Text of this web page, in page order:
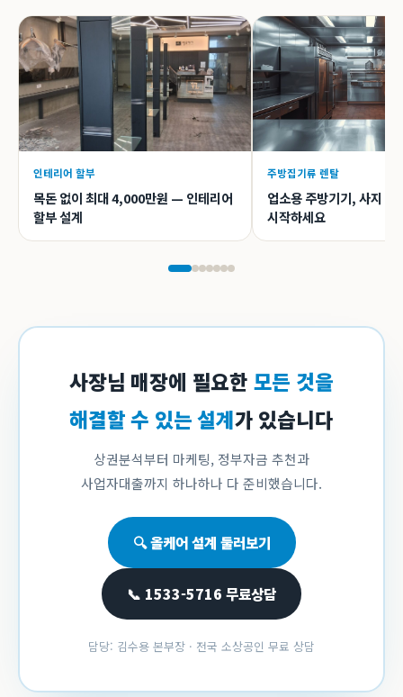
인테리어 할부
목돈 없이 최대 4,000만원 — 인테리어
할부 설계
주방집기류 렌탈
업소용 주방기기, 사지 말
시작하세요
사장님 매장에 필요한 모든 것을
해결할 수 있는 설계가 있습니다
상권분석부터 마케팅, 정부자금 추천과
사업자대출까지 하나하나 다 준비했습니다.
🔍 올케어 설계 둘러보기
📞 1533-5716 무료상담
담당: 김수용 본부장 · 전국 소상공인 무료 상담